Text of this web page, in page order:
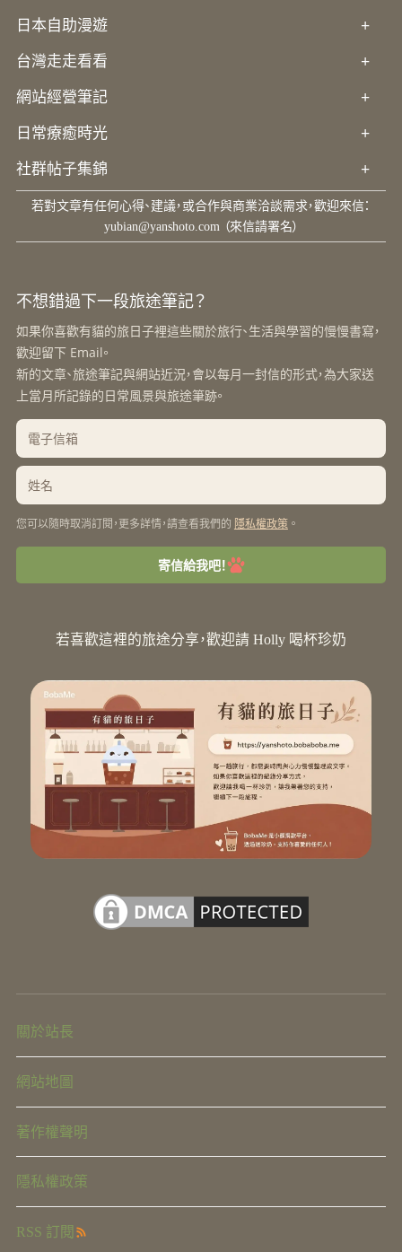
+
日本自助漫遊
+
台灣走走看看
+
網站經營筆記
+
日常療癒時光
+
社群帖子集錦
若對文章有任何心得、建議，或合作與商業洽談需求，歡迎來信：
yubian@yanshoto.com （來信請署名）
不想錯過下一段旅途筆記？
如果你喜歡有貓的旅日子裡這些關於旅行、生活與學習的慢慢書寫，
歡迎留下 Email。
新的文章、旅途筆記與網站近況，會以每月一封信的形式，為大家送
上當月所記錄的日常風景與旅途筆跡。
您可以隨時取消訂閱，更多詳情，請查看我們的 隱私權政策 。
寄信給我吧！
若喜歡這裡的旅途分享，歡迎請 Holly 喝杯珍奶
關於站長
網站地圖
著作權聲明
隱私權政策
RSS 訂閱